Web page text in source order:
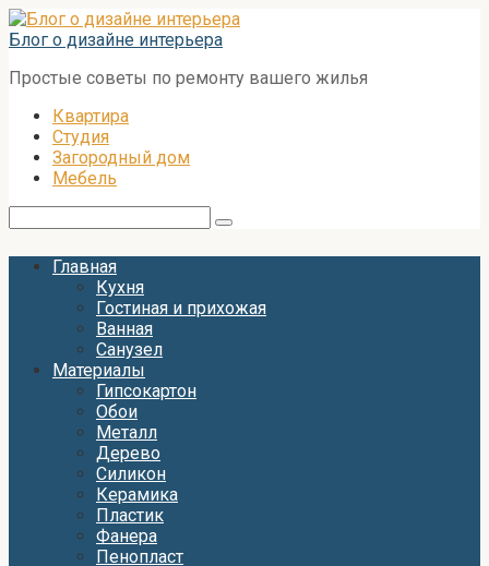
Перейти
к
Блог о дизайне интерьера
Простые советы по ремонту вашего жилья
Квартира
Студия
Загородный дом
Мебель
Главная
Кухня
Гостиная и прихожая
Ванная
Санузел
Материалы
Гипсокартон
Обои
Металл
Дерево
Силикон
Керамика
Пластик
Фанера
Пенопласт